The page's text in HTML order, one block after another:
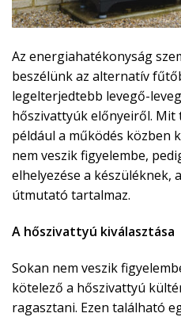
Az energiahatékonyság
beszélünk az alternatív
legelterjedtebb levegő-
hőszivattyúk előnyeiről.
például a működés közben
nem veszik figyelembe,
elhelyezése a készüléknek,
útmutató tartalmaz.
A hőszivattyú kiválasztása
Sokan nem veszik
kötelező a hőszivattyú
ragasztani. Ezen található